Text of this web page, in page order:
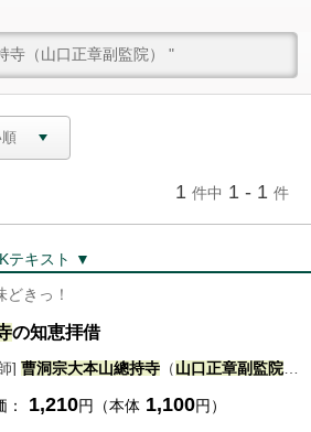
1 件中 1 - 1 件
テキスト ▼
どきっ！
の知恵拝借
] 曹洞宗大本山總持寺 （山口正章副 監院） [
： 1,210円（本体 1,100円）